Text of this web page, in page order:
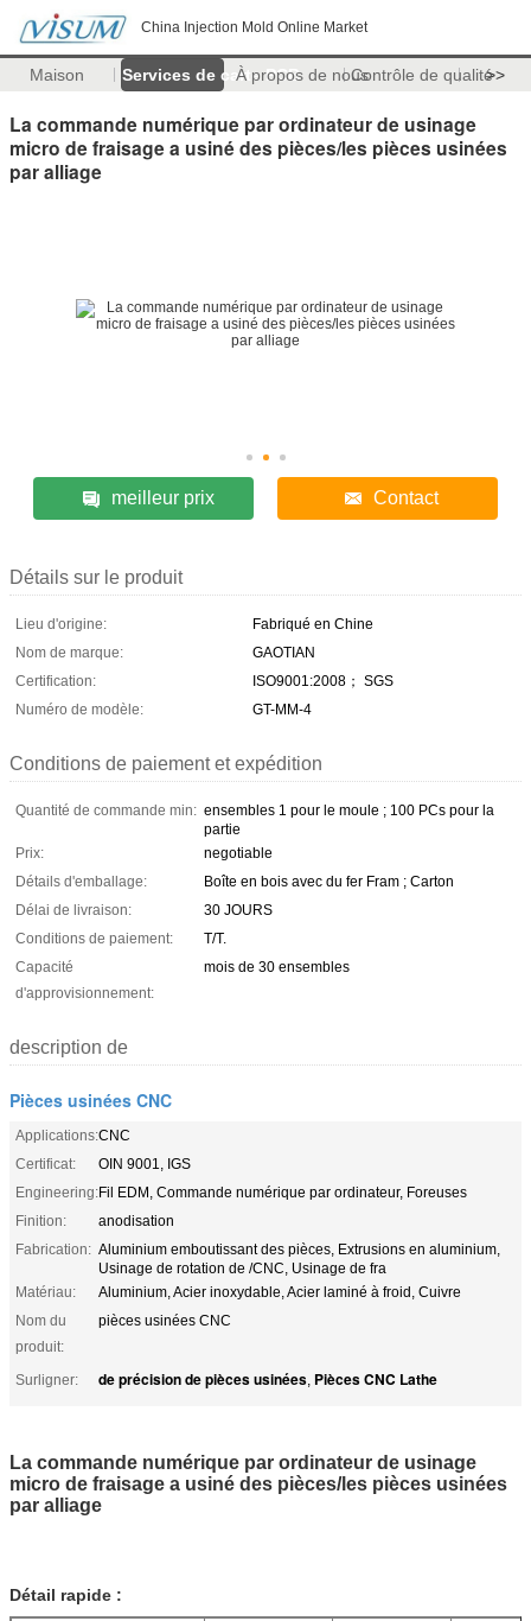
China Injection Mold Online Market
Maison Services de carte PCBÀ propos de nousContrôle de qualité>>
La commande numérique par ordinateur de usinage
micro de fraisage a usiné des pièces/les pièces usinées
par alliage
meilleur prix Contact
Détails sur le produit
Lieu d'origine:
Fabriqué en Chine
Nom de marque:
GAOTIAN
Certification:
ISO9001:2008； SGS
Numéro de modèle:
GT-MM-4
Conditions de paiement et expédition
Quantité de commande min: ensembles 1 pour le moule ; 100 PCs pour la
partie
Prix:
negotiable
Détails d'emballage:
Boîte en bois avec du fer Fram ; Carton
Délai de livraison:
30 JOURS
Conditions de paiement:
T/T.
Capacité
d'approvisionnement:
mois de 30 ensembles
description de
Pièces usinées CNC
Applications:CNC
Certificat:
OIN 9001, IGS
Engineering:Fil EDM, Commande numérique par ordinateur, Foreuses
Finition:
anodisation
Fabrication: Aluminium emboutissant des pièces, Extrusions en aluminium,
Usinage de rotation de /CNC, Usinage de fra
Matériau:
Aluminium, Acier inoxydable, Acier laminé à froid, Cuivre
Nom du
produit:
pièces usinées CNC
Surligner: de précision de pièces usinées, Pièces CNC Lathe
La commande numérique par ordinateur de usinage
micro de fraisage a usiné des pièces/les pièces usinées
par alliage
Détail rapide :